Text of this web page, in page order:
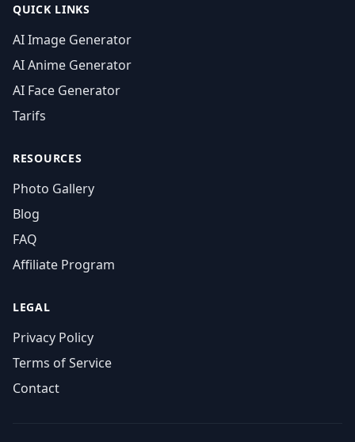
QUICK LINKS
AI Image Generator
AI Anime Generator
AI Face Generator
Tarifs
RESOURCES
Photo Gallery
Blog
FAQ
Affiliate Program
LEGAL
Privacy Policy
Terms of Service
Contact